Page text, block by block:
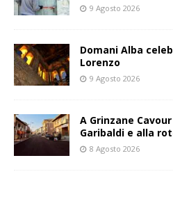
9 Agosto 2026
Domani Alba
Lorenzo
9 Agosto 2026
A Grinzane
Garibaldi e alla
8 Agosto 2026